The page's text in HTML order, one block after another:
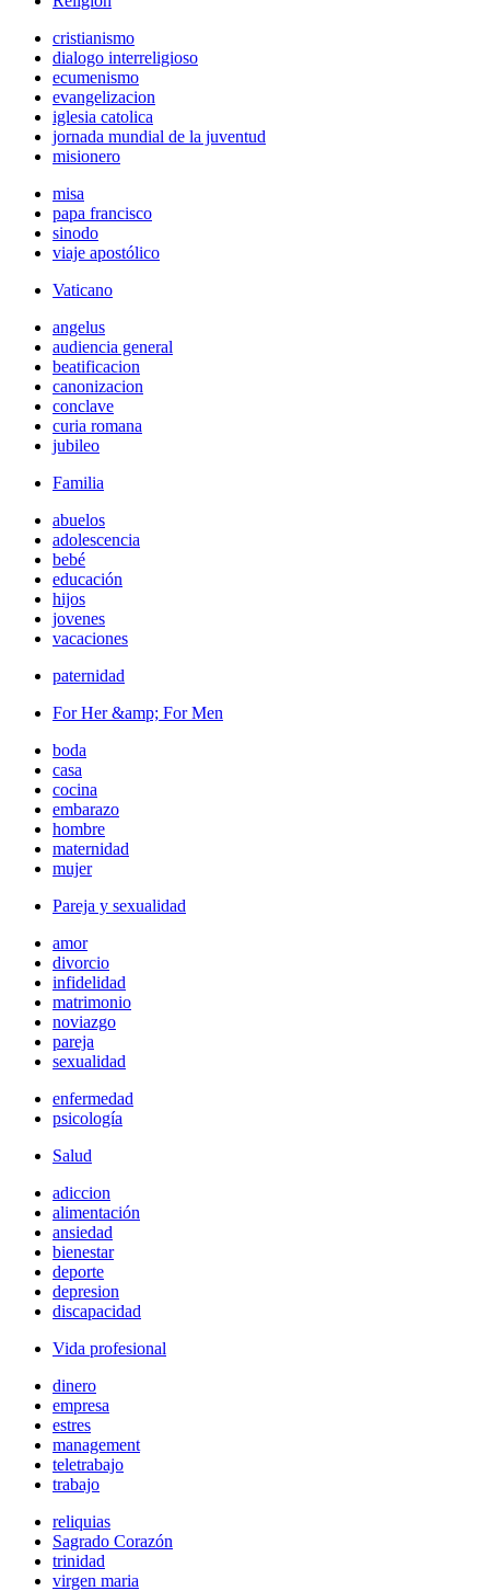
cristianismo
dialogo interreligioso
ecumenismo
evangelizacion
iglesia catolica
jornada mundial de la juventud
misionero
misa
papa francisco
sinodo
viaje apostólico
Vaticano
angelus
audiencia general
beatificacion
canonizacion
conclave
curia romana
jubileo
Familia
abuelos
adolescencia
bebé
educación
hijos
jovenes
vacaciones
paternidad
For Her &amp; For Men
boda
casa
cocina
embarazo
hombre
maternidad
mujer
Pareja y sexualidad
amor
divorcio
infidelidad
matrimonio
noviazgo
pareja
sexualidad
enfermedad
psicología
Salud
adiccion
alimentación
ansiedad
bienestar
deporte
depresion
discapacidad
Vida profesional
dinero
empresa
estres
management
teletrabajo
trabajo
reliquias
Sagrado Corazón
trinidad
virgen maria